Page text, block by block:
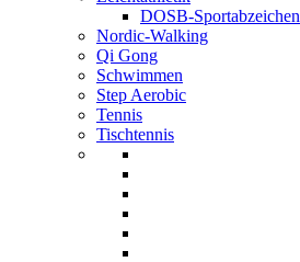
DOSB-Sportabzeichen
Nordic-Walking
Qi Gong
Schwimmen
Step Aerobic
Tennis
Tischtennis